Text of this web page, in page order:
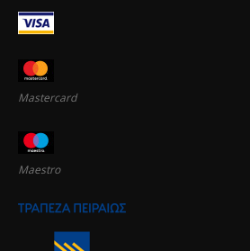
Mastercard
Maestro